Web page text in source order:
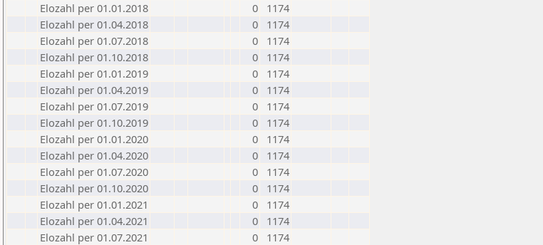
Elozahl per 01.01.2018
0
1174
Elozahl per 01.04.2018
0
1174
Elozahl per 01.07.2018
0
1174
Elozahl per 01.10.2018
0
1174
Elozahl per 01.01.2019
0
1174
Elozahl per 01.04.2019
0
1174
Elozahl per 01.07.2019
0
1174
Elozahl per 01.10.2019
0
1174
Elozahl per 01.01.2020
0
1174
Elozahl per 01.04.2020
0
1174
Elozahl per 01.07.2020
0
1174
Elozahl per 01.10.2020
0
1174
Elozahl per 01.01.2021
0
1174
Elozahl per 01.04.2021
0
1174
Elozahl per 01.07.2021
0
1174